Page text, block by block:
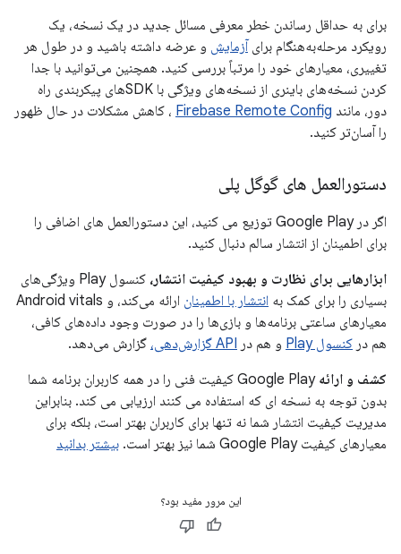
برای به حداقل رساندن خطر معرفی مسائل جدید در یک نسخه، یک
رویکرد مرحله‌به‌هنگام برای آزمایش و عرضه داشته باشید و در طول هر
تغییری، معیارهای خود را مرتباً بررسی کنید. همچنین می‌توانید با جدا
کردن نسخه‌های باینری از نسخه‌های ویژگی با SDK‌های پیکربندی راه
دور، مانند Firebase Remote Config ، کاهش مشکلات در حال ظهور
را آسان‌تر کنید.
دستورالعمل های گوگل پلی
اگر در Google Play توزیع می کنید، این دستورالعمل های اضافی را
برای اطمینان از انتشار سالم دنبال کنید.
ابزارهایی برای نظارت و بهبود کیفیت انتشار،
کنسول Play ویژگی‌های
بسیاری را برای کمک به انتشار با اطمینان
ارائه می‌کند، و Android vitals
معیارهای ساعتی برنامه‌ها و بازی‌ها را در صورت وجود داده‌های کافی،
هم در کنسول Play و هم در API گزارش‌دهی،
گزارش می‌دهد.
کشف و ارائه
Google Play کیفیت فنی را در همه کاربران برنامه شما
بدون توجه به نسخه ای که استفاده می کنند ارزیابی می کند. بنابراین
مدیریت کیفیت انتشار شما نه تنها برای کاربران بهتر است، بلکه برای
معیارهای کیفیت Google Play شما نیز بهتر است.
بیشتر بدانید
این مرور مفید بود؟